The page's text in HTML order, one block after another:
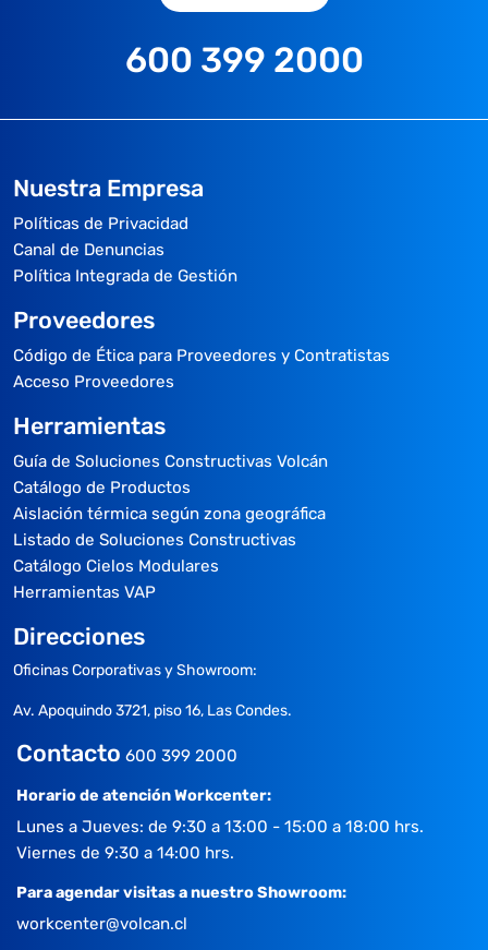
600 399 2000
Nuestra Empresa
Políticas de Privacidad
Canal de Denuncias
Política Integrada de Gestión
Proveedores
Código de Ética para Proveedores y Contratistas
Acceso Proveedores
Herramientas
Guía de Soluciones Constructivas Volcán
Catálogo de Productos
Aislación térmica según zona geográfica
Listado de Soluciones Constructivas
Catálogo Cielos Modulares
Herramientas VAP
Direcciones
Oficinas Corporativas y Showroom:
Av. Apoquindo 3721, piso 16, Las Condes.
Contacto 600 399 2000
Horario de atención Workcenter:
Lunes a Jueves: de 9:30 a 13:00 - 15:00 a 18:00 hrs.
Viernes de 9:30 a 14:00 hrs.
Para agendar visitas a nuestro Showroom:
workcenter@volcan.cl